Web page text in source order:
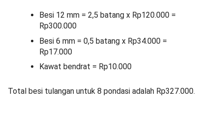
Besi 12 mm = 2,5 batang x Rp120.000 =
Rp300.000
Besi 6 mm = 0,5 batang x Rp34.000 =
Rp17.000
Kawat bendrat = Rp10.000
Total besi tulangan untuk 8 pondasi adalah Rp327.000.